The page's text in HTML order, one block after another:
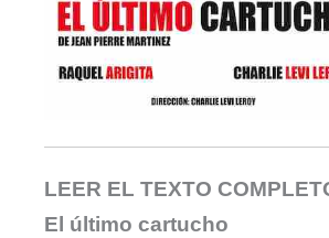
LEER EL TEXTO
El ú ltimo cartucho